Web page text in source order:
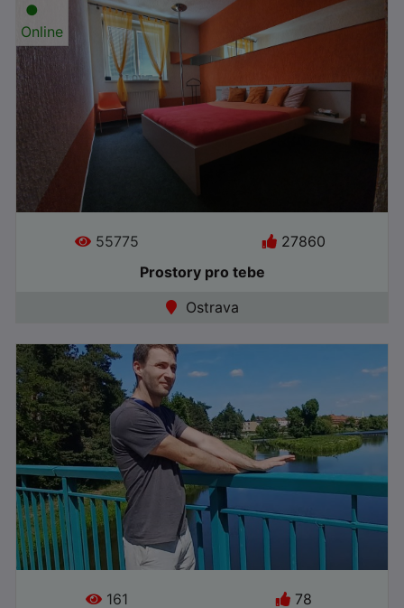
●
Online
55775
27860
Prostory pro tebe
Ostrava
●
Offline
161
78